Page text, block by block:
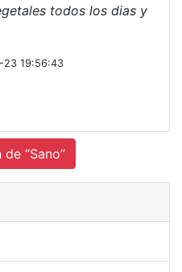
todos los dias y
23 19:56:43
“Sano”